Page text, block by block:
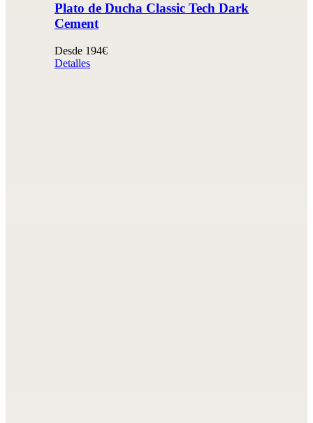
Plato de Ducha Classic Tech Dark
Cement
Desde 194€
Detalles